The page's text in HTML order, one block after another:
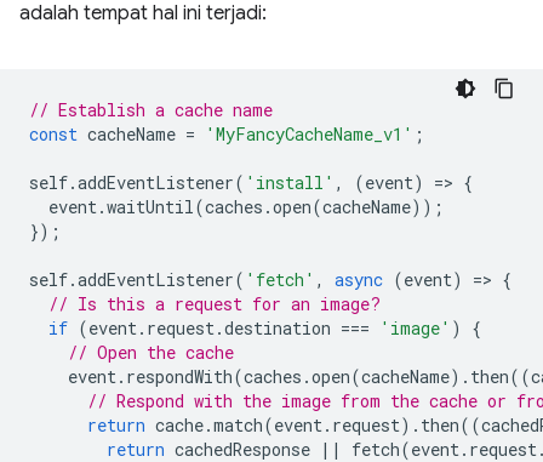
adalah tempat hal ini terjadi:
// Establish a cache name
const cacheName = 'MyFancyCacheName_v1' ;
self.addEventListener( 'install' , (event) => {
event.waitUntil(caches .open(cacheName));
});
self.addEventListener( 'fetch' , async (event) => {
// Is this a request for an image?
if (event. request.destination === 'image' )
{
// Open the cache
event. respondWith(caches .open(cacheName). then((
// Respond with the image from the cache or
return cache.match(event. request). then((
return cachedResponse || fetch(event. request